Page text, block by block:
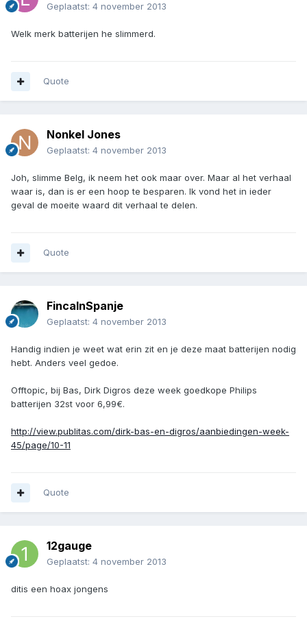
Geplaatst: 4 november 2013
Welk merk batterijen he slimmerd.
Quote
Nonkel Jones
Geplaatst: 4 november 2013
Joh, slimme Belg, ik neem het ook maar over. Maar al het verhaal
waar is, dan is er een hoop te besparen. Ik vond het in ieder
geval de moeite waard dit verhaal te delen.
Quote
FincaInSpanje
Geplaatst: 4 november 2013
Handig indien je weet wat erin zit en je deze maat batterijen nodig
hebt. Anders veel gedoe.
Offtopic, bij Bas, Dirk Digros deze week goedkope Philips
batterijen 32st voor 6,99€.
http://view.publitas.com/dirk-bas-en-digros/aanbiedingen-week-
45/page/10-11
Quote
12gauge
Geplaatst: 4 november 2013
ditis een hoax jongens